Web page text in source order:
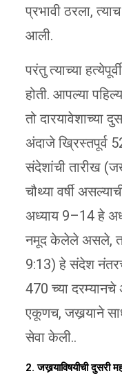
प्रभावी ठरला,
आली.
परंतु त्याच्या
होती. आपल्या
तो दारयावेशाच्या
अंदाजे ख्रिस्तपूर्व
संदेशांची तारीख
चौथ्या वर्षी
अध्याय 9–14 हे
नमूद केलेले असले,
9:13) हे संदेश
470 च्या
एकूणच, जखर्‍याने
सेवा केली..
2. जखर्‍याविषयीची दुसरी